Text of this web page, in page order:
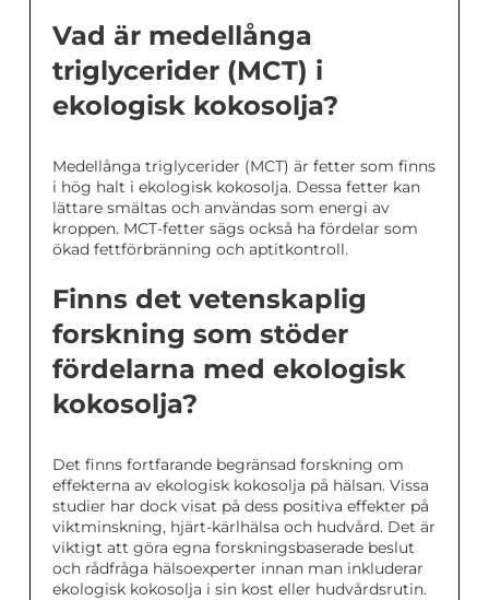
Vad är medellånga
triglycerider (MCT) i
ekologisk kokosolja?
Medellånga triglycerider (MCT) är fetter som finns
i hög halt i ekologisk kokosolja. Dessa fetter kan
lättare smältas och användas som energi av
kroppen. MCT-fetter sägs också ha fördelar som
ökad fettförbränning och aptitkontroll.
Finns det vetenskaplig
forskning som stöder
fördelarna med ekologisk
kokosolja?
Det finns fortfarande begränsad forskning om
effekterna av ekologisk kokosolja på hälsan. Vissa
studier har dock visat på dess positiva effekter på
viktminskning, hjärt-kärlhälsa och hudvård. Det är
viktigt att göra egna forskningsbaserade beslut
och rådfråga hälsoexperter innan man inkluderar
ekologisk kokosolja i sin kost eller hudvårdsrutin.